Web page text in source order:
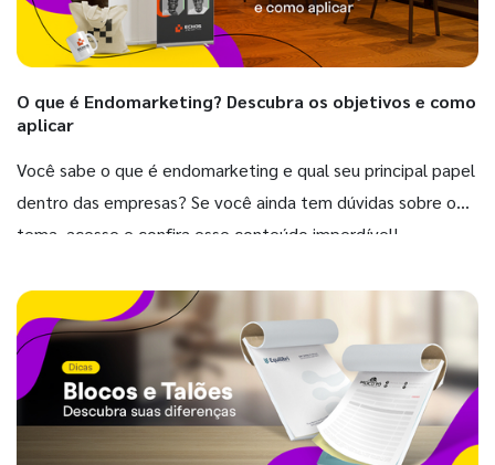
O que é Endomarketing? Descubra os objetivos e como
aplicar
Você sabe o que é endomarketing e qual seu principal papel
dentro das empresas? Se você ainda tem dúvidas sobre o
tema, acesse e confira esse conteúdo imperdível!